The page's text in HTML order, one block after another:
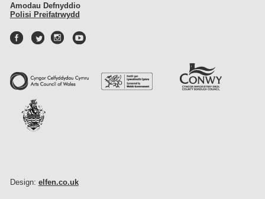
Amodau Defnyddio
Polisi Preifatrwydd
Design: elfen.co.uk